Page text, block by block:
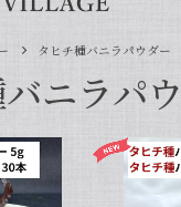
タヒチ種バニラパウダー
ニラパ